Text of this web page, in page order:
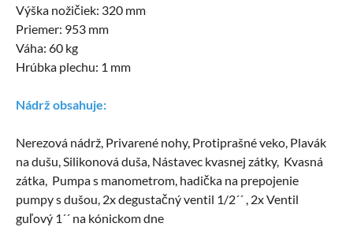
Výška nožičiek: 320 mm
Priemer: 953 mm
Váha: 60 kg
Hrúbka plechu: 1 mm
Nádrž obsahuje:
Nerezová nádrž, Privarené nohy, Protiprašné veko, Plavák
na dušu, Silikonová duša, Nástavec kvasnej zátky, Kvasná
zátka, Pumpa s manometrom, hadička na prepojenie
pumpy s dušou, 2x degustačný ventil 1/2´´ , 2x Ventil
guľový 1´´ na kónickom dne